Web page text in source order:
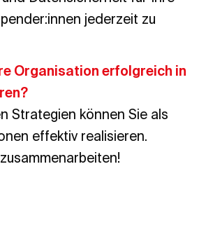
jederzeit zu
Organisation erfolgreich in
Strategien können Sie als
effektiv realisieren.